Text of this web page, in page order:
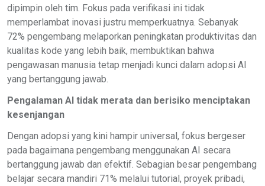
dipimpin oleh tim. Fokus pada verifikasi ini tidak
memperlambat inovasi justru memperkuatnya. Sebanyak
72% pengembang melaporkan peningkatan produktivitas dan
kualitas kode yang lebih baik, membuktikan bahwa
pengawasan manusia tetap menjadi kunci dalam adopsi AI
yang bertanggung jawab.
Pengalaman AI tidak merata dan berisiko menciptakan
kesenjangan
Dengan adopsi yang kini hampir universal, fokus bergeser
pada bagaimana pengembang menggunakan AI secara
bertanggung jawab dan efektif. Sebagian besar pengembang
belajar secara mandiri 71% melalui tutorial, proyek pribadi,